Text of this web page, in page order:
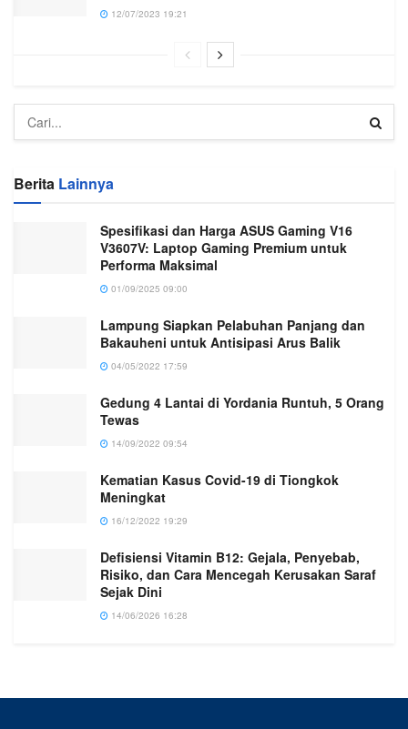
12/07/2023 19:21
Berita Lainnya
Spesifikasi dan Harga ASUS Gaming V16
V3607V: Laptop Gaming Premium untuk
Performa Maksimal
01/09/2025 09:00
Lampung Siapkan Pelabuhan Panjang dan
Bakauheni untuk Antisipasi Arus Balik
04/05/2022 17:59
Gedung 4 Lantai di Yordania Runtuh, 5 Orang
Tewas
14/09/2022 09:54
Kematian Kasus Covid-19 di Tiongkok
Meningkat
16/12/2022 19:29
Defisiensi Vitamin B12: Gejala, Penyebab,
Risiko, dan Cara Mencegah Kerusakan Saraf
Sejak Dini
14/06/2026 16:28